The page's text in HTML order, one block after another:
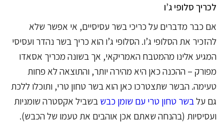
לכריך סלופי ג’ו
אם כבר מדברים על כריכי בשר עסיסיים, אי אפשר שלא
להזכיר את הסלופי ג’ו. הסלופי ג’ו הוא כריך בשר נהדר ועסיסי
המגיע אלינו מהמטבח האמריקאי, אך בשונה מכריך אסאדו
מפורק – ההכנה כאן היא מהירה יותר, והתוצאה לא פחות
טעימה. הבשר שתצטרכו כאן הוא בשר טחון טרי, ותוכלו ללכת
גם עלבשר טחון טרי עם שומן כבש בשביל אקסטרה שומניות
ועסיסיות (בהנחה שאתם אכן אוהבים את טעמו של הכבש).